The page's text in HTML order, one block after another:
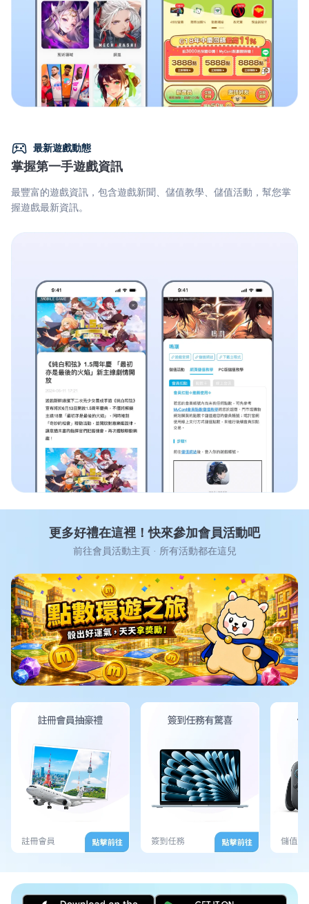
最新遊戲動態
掌握第一手遊戲資訊
最豐富的遊戲資訊，包含遊戲新聞、儲值教學、儲值活動，幫您掌
握遊戲最新資訊。
更多好禮在這裡！快來參加會員活動吧
前往會員活動主頁 · 所有活動都在這兒